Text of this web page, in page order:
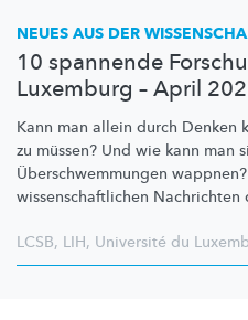
NEUES AUS DER
10 spannende
Luxemburg – April
Kann man allein durch Denken
zu müssen? Und wie kann man
Überschwemmungen
wissenschaftlichen Nachrichten
LCSB, LIH, Université du